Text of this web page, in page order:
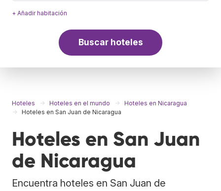
+ Añadir habitación
Buscar hoteles
Hoteles Hoteles en el mundo
Hoteles en Nicaragua
Hoteles en San Juan de Nicaragua
Hoteles en San Juan
de Nicaragua
Encuentra hoteles en San Juan de